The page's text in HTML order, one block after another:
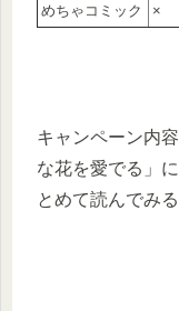
めちゃコミック
×
キャンペーン内
な花を愛でる」
とめて読んでみ